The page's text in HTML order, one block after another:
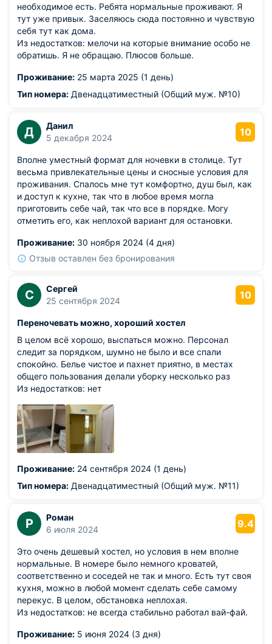
необходимое есть. Ребята нормальные проживают. Я
тут уже привык. Заселяюсь сюда постоянно и чувствую
себя тут как дома.
Из недостатков: мелочи на которые внимание особо не
обратишь. Я не обращаю. Плюсов больше.
Проживание: 25 марта 2025 (1 день)
Тип номера: Двенадцатиместный (Общий муж. №10)
Д
Данил
5 декабря 2024
10
Вполне уместный формат для ночевки в столице. Тут
весьма привлекательные цены и сносные условия для
проживания. Спалось мне тут комфортно, душ был, как
и доступ к кухне, так что в любое время могла
приготовить себе чай, так что все в порядке. Могу
отметить его, как неплохой вариант для остановки.
Проживание: 30 ноября 2024 (4 дня)
Отзыв оставлен без бронирования
С
Сергей
25 сентября 2024
10
Переночевать можно, хороший хостел
В целом всё хорошо, выспаться можно. Персонал
следит за порядком, шумно не было и все спали
спокойно. Белье чистое и пахнет приятно, в местах
общего пользования делали уборку несколько раз
Из недостатков: нет
Проживание: 24 сентября 2024 (1 день)
Тип номера: Двенадцатиместный (Общий муж. №11)
Р
Роман
6 июля 2024
9.4
Это очень дешевый хостел, но условия в нем вполне
нормальные. В номере было немного кроватей,
соответственно и соседей не так и много. Есть тут своя
кухня, можно в любой момент сделать себе самому
перекус. В целом, обстановка неплохая.
Из недостатков: не всегда стабильно работал вай-фай.
Проживание: 5 июня 2024 (3 дня)